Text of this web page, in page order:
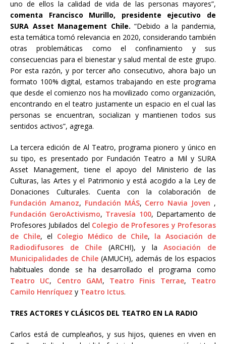
uno de ellos la calidad de vida de las personas mayores”,
comenta Francisco Murillo, presidente ejecutivo de
SURA Asset Management Chile.“Debido a la pandemia,
esta temática tomó relevancia en 2020, considerando también
otras problemáticas como el confinamiento y sus
consecuencias para el bienestar y salud mental de este grupo.
Por esta razón, y por tercer año consecutivo, ahora bajo un
formato 100% digital, estamos trabajando en este programa
que desde el comienzo nos ha movilizado como organización,
encontrando en el teatro justamente un espacio en el cual las
personas se encuentran, socializan y mantienen todos sus
sentidos activos”, agrega.
La tercera edición de Al Teatro, programa pionero y único en
su tipo, es presentado por Fundación Teatro a Mil y SURA
Asset Management, tiene el apoyo del Ministerio de las
Culturas, las Artes y el Patrimonio y está acogido a la Ley de
Donaciones Culturales. Cuenta con la colaboración de
Fundación Amanoz, Fundación MÁS, Cerro Navia Joven ,
Fundación GeroActivismo, Travesía 100, Departamento de
Profesores Jubilados del Colegio de Profesores y Profesoras
de Chile, el Colegio Médico de Chile, la Asociación de
Radiodifusores de Chile (ARCHI), y laAsociación de
Municipalidades de Chile (AMUCH), además de los espacios
habituales donde se ha desarrollado el programa como
Teatro UC, Centro GAM, Teatro Finis Terrae, Teatro
Camilo Henríquez y Teatro Ictus.
TRES ACTORES Y CLÁSICOS DEL TEATRO EN LA RADIO
Carlos está de cumpleaños, y sus hijos, quienes en viven en